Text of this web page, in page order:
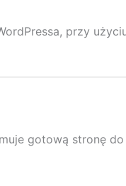
przy
gotową stronę